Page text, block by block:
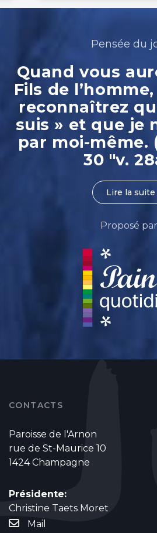
Pensée du
Quand vous
Fils de
reconnaîtrez
suis » et que je
par moi-même.
30 "v.
Lire la suite
Proposé
CONTACTS
Paroisse de l'Arnon
rue de St-Maurice 10
1424 Champagne
Présidente:
Christine Taets Moret
Mail